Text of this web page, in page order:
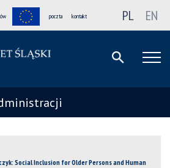
poczta kontakt PL EN
Social Inclusion for Older Persons and Human